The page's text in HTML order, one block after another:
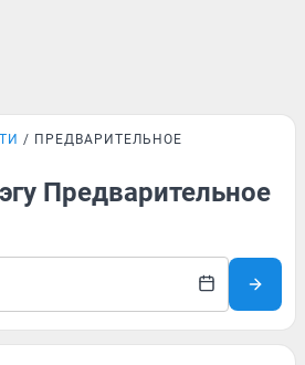
ПРЕДВАРИТЕЛЬНОЕ
Предварительное